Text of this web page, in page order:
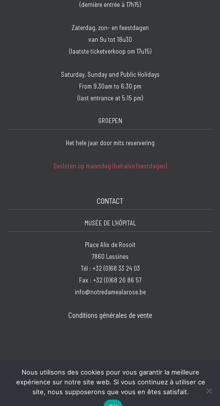
(dernière entrée à 17h15)
Zaterdag, zon- en feestdagen
van 9u tot 18u30
(laatste ticketverkoop om 17u15)
Saturday, Sunday and Public Holidays
From 9.30am to 6.30 pm
(last entrance at 5:15 pm)
GROEPEN
Het hele jaar door mits reservering
Gesloten op maandag (behalve feestdagen)
CONTACT
MUSÉE DE L'HÔPITAL
Place Alix de Rosoit
7860 Lessines
Tél : +32 (0)68 33 24 03
Fax : +32 (0)68 26 86 57
info@notredamealarose.be
Conditions générales de vente
Copyright © 2026 Hôpital Notre-Dame à la Rose - Lessines | Design :Bzzz
Nous utilisons des cookies pour vous garantir la meilleure
expérience sur notre site web. Si vous continuez à utiliser ce
site, nous supposerons que vous en êtes satisfait.